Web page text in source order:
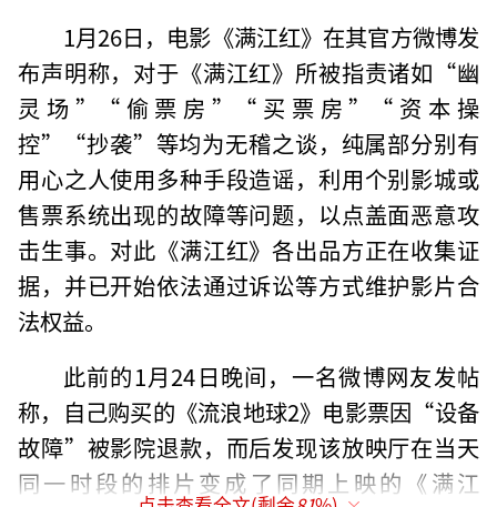
1月26日，电影《满江红》在其官方微博发
布声明称，对于《满江红》所被指责诸如“幽
灵场”“偷票房”“买票房”“资本操
控”“抄袭”等均为无稽之谈，纯属部分别有
用心之人使用多种手段造谣，利用个别影城或
售票系统出现的故障等问题，以点盖面恶意攻
击生事。对此《满江红》各出品方正在收集证
据，并已开始依法通过诉讼等方式维护影片合
法权益。
此前的1月24日晚间，一名微博网友发帖
称，自己购买的《流浪地球2》电影票因“设备
故障”被影院退款，而后发现该放映厅在当天
同一时段的排片变成了同期上映的《满江